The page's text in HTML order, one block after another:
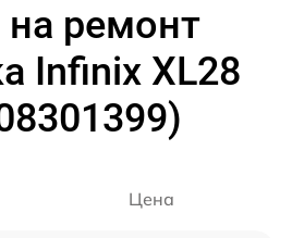
ремонт
Infinix XL28
Цена